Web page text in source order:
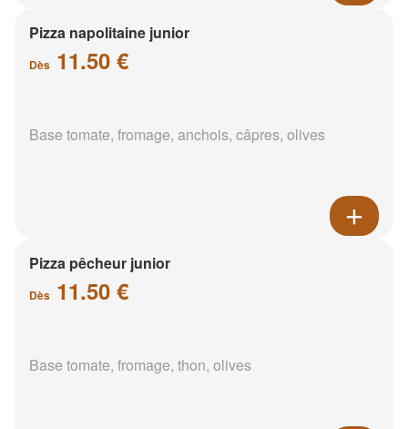
Pizza napolitaine junior
Dès 11.50 €
Base tomate, fromage, anchois, câpres, olives
Pizza pêcheur junior
Dès 11.50 €
Base tomate, fromage, thon, olives